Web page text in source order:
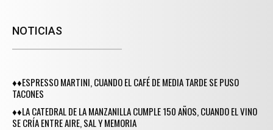
NOTICIAS
♦♦ESPRESSO MARTINI, CUANDO EL CAFÉ DE MEDIA TARDE SE PUSO
TACONES
♦♦LA CATEDRAL DE LA MANZANILLA CUMPLE 150 AÑOS, CUANDO EL VINO
SE CRÍA ENTRE AIRE, SAL Y MEMORIA